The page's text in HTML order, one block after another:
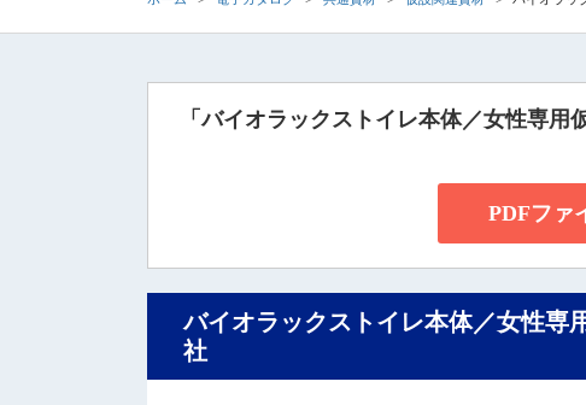
「バイオラックストイレ本体／女性専
PDFファ
バイオラックストイレ本体／女性専
社